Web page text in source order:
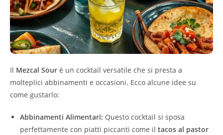
Il Mezcal Sour è un cocktail versatile che si presta a
molteplici abbinamenti e occasioni. Ecco alcune idee su
come gustarlo:
Abbinamenti Alimentari: Questo cocktail si sposa
perfettamente con piatti piccanti come il tacos al pastor